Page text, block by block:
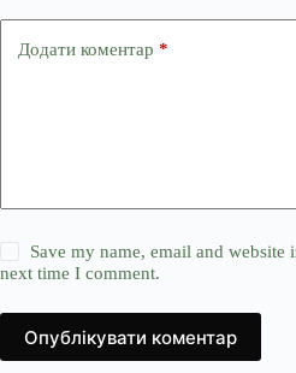
Додати коментар *
Save my name, email and website
next time I comment.
Опублікувати коментар